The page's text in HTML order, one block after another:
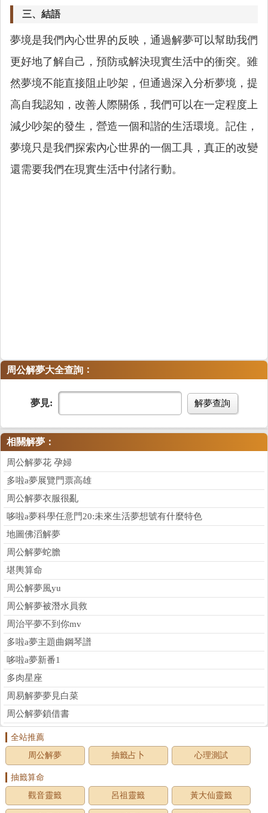
三、結語
夢境是我們內心世界的反映，通過解夢可以幫助我們
更好地了解自己，預防或解決現實生活中的衝突。雖
然夢境不能直接阻止吵架，但通過深入分析夢境，提
高自我認知，改善人際關係，我們可以在一定程度上
減少吵架的發生，營造一個和諧的生活環境。記住，
夢境只是我們探索內心世界的一個工具，真正的改變
還需要我們在現實生活中付諸行動。
周公解夢大全查詢 ：
夢見: 解夢查詢
相關解夢：
周公解夢花 孕婦
多啦a夢展覽門票高雄
周公解夢衣服很亂
哆啦a夢科學任意門20:未來生活夢想號有什麼特色
地圖佛滔解夢
周公解夢蛇膽
堪輿算命
周公解夢風yu
周公解夢被潛水員救
周治平夢不到你mv
多啦a夢主題曲鋼琴譜
哆啦a夢新番1
多肉星座
周易解夢夢見白菜
周公解夢鎖借書
全站推薦
周公解夢
抽籤占卜 心理測試
抽籤算命
觀音靈籤
呂祖靈籤 黃大仙靈籤